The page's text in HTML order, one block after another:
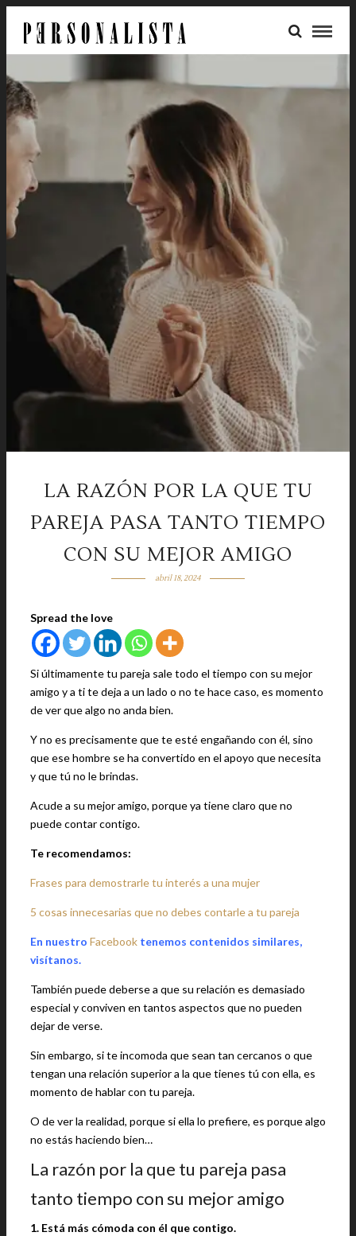
LA RAZÓN POR LA QUE TU
PAREJA PASA TANTO TIEMPO
CON SU MEJOR AMIGO
abril 18, 2024
Spread the love
Si últimamente tu pareja sale todo el tiempo con su mejor
amigo y a ti te deja a un lado o no te hace caso, es momento
de ver que algo no anda bien.
Y no es precisamente que te esté engañando con él, sino
que ese hombre se ha convertido en el apoyo que necesita
y que tú no le brindas.
Acude a su mejor amigo, porque ya tiene claro que no
puede contar contigo.
Te recomendamos:
Frases para demostrarle tu interés a una mujer
5 cosas innecesarias que no debes contarle a tu pareja
En nuestro Facebook tenemos contenidos similares,
visítanos.
También puede deberse a que su relación es demasiado
especial y conviven en tantos aspectos que no pueden
dejar de verse.
Sin embargo, si te incomoda que sean tan cercanos o que
tengan una relación superior a la que tienes tú con ella, es
momento de hablar con tu pareja.
O de ver la realidad, porque si ella lo prefiere, es porque algo
no estás haciendo bien…
La razón por la que tu pareja pasa
tanto tiempo con su mejor amigo
1. Está más cómoda con él que contigo.